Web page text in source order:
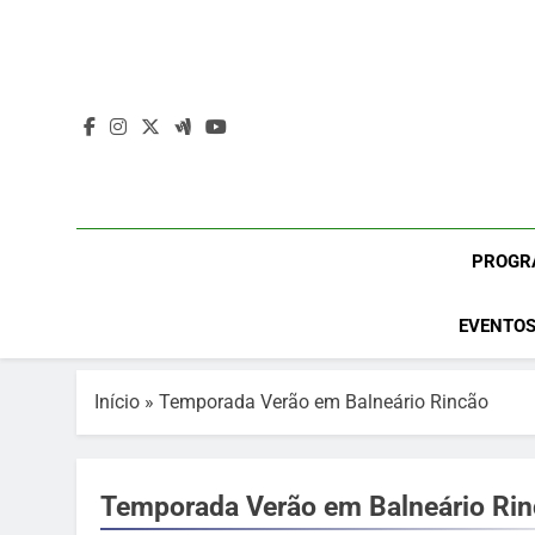
Início » Temporada Verão em Balneário Rincão
Temporada Verão em Balneário